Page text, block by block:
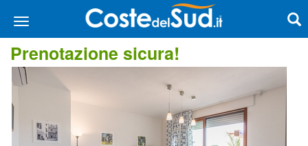
Prenotazione sicura!